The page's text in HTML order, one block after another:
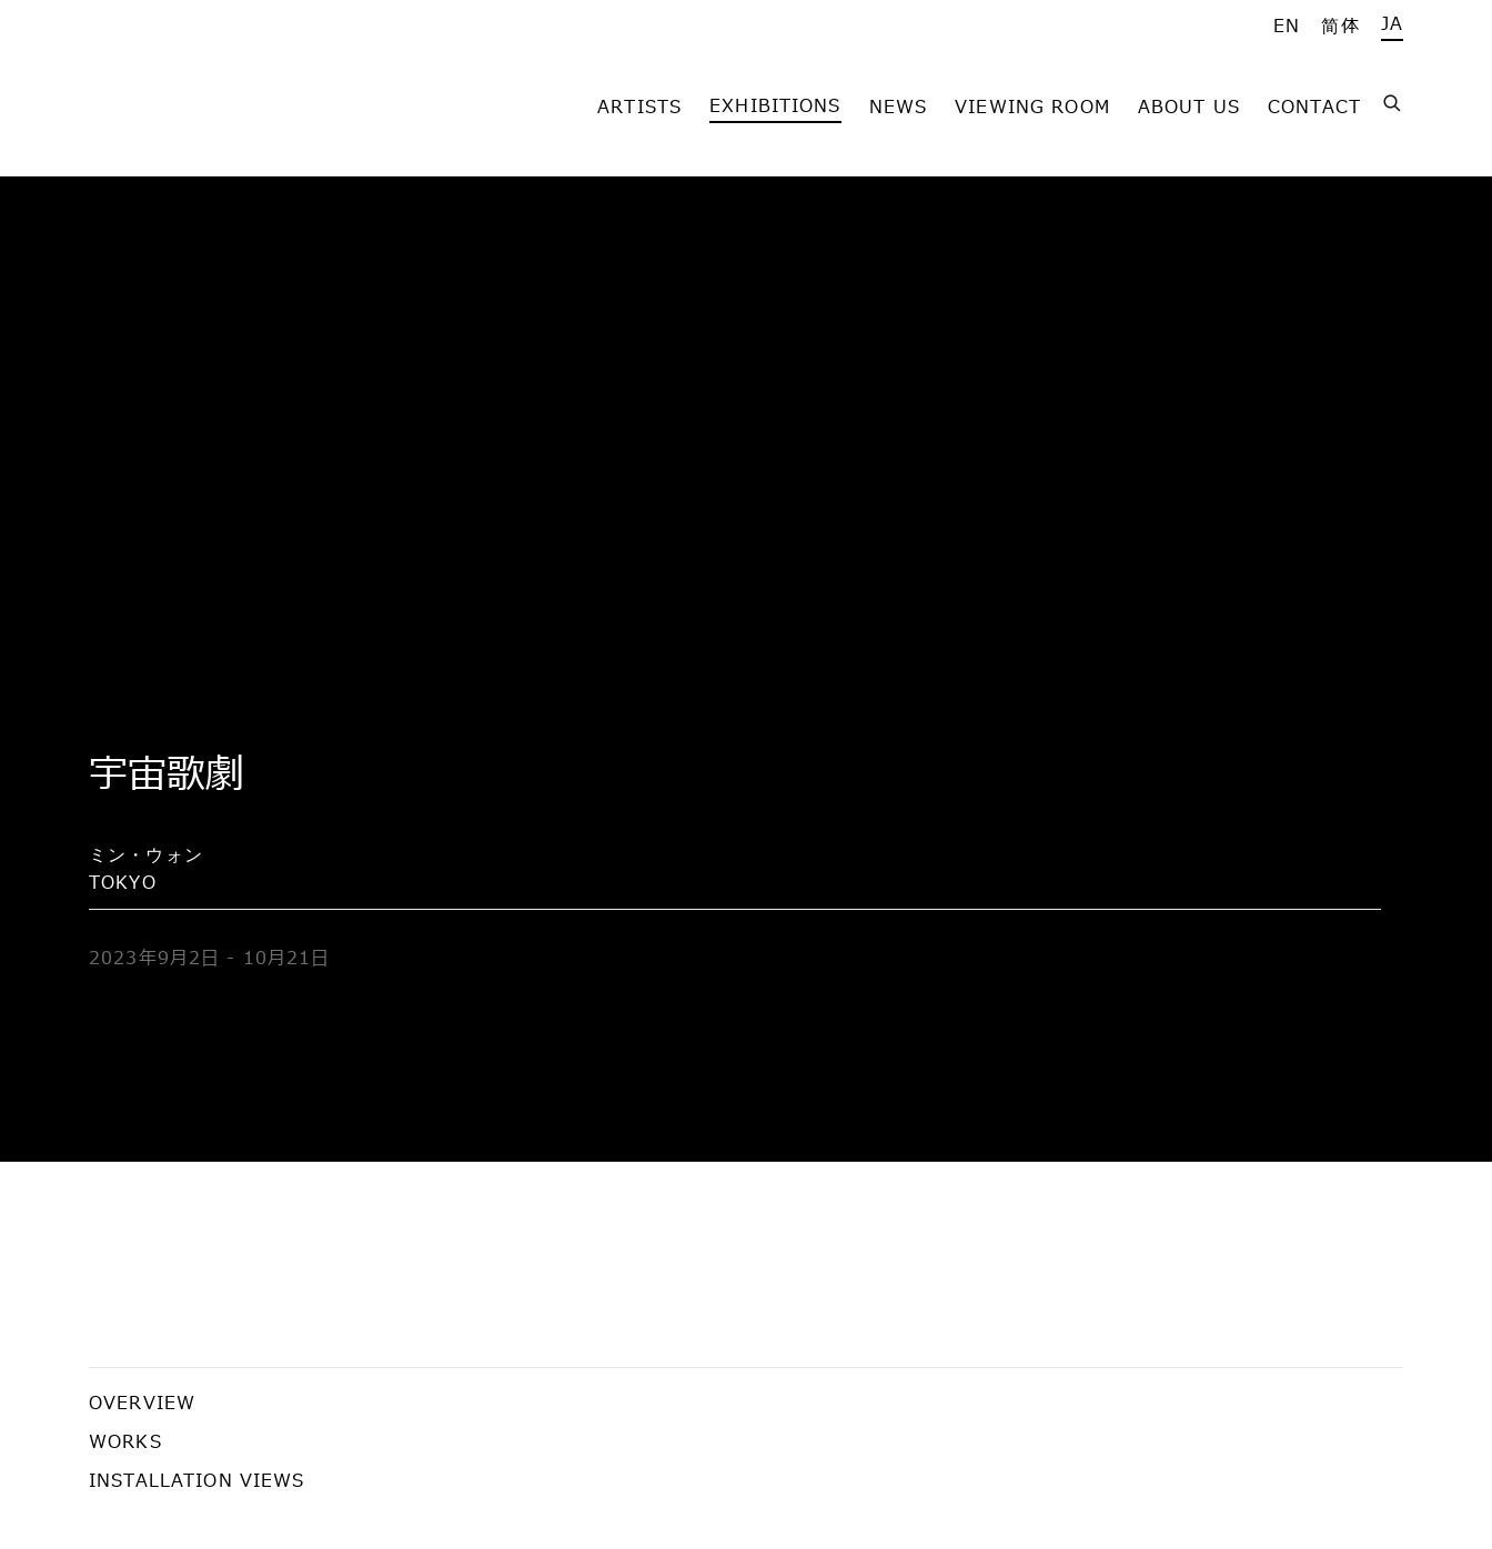
ARTISTS EXHIBITIONS NEWS VIEWING ROOM ABOUT US CONTACT
EN 简体 JA
宇宙歌劇
ミン・ウォン
TOKYO
2023年9月2日 - 10月21日
ミン・ウォン
OVERVIEW
WORKS
INSTALLATION VIEWS